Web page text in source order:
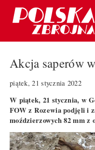
Akcja saperów
piątek, 21 stycznia 2022
W piątek, 21 stycznia, w
FOW z Rozewia podjęli i
moździerzowych 82 mm